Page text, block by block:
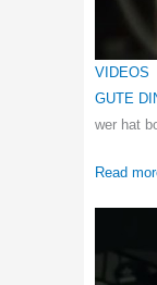
VIDEOS
GUTE
wer hat
Read